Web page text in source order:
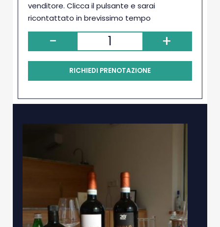
venditore. Clicca il pulsante e sarai
ricontattato in brevissimo tempo
- +
RICHIEDI PRENOTAZIONE